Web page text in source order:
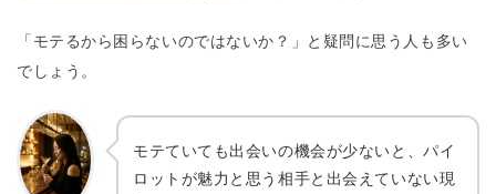
「モテるから困らないのではないか？」と疑問に思う人も多い
でしょう。
モテていても出会いの機会が少ないと、パイ
ロットが魅力と思う相手と出会えていない現